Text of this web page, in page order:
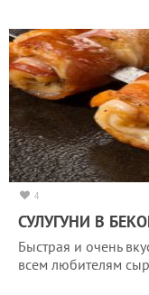
4
СУЛУГУНИ В
Быстрая и очень
всем любителям